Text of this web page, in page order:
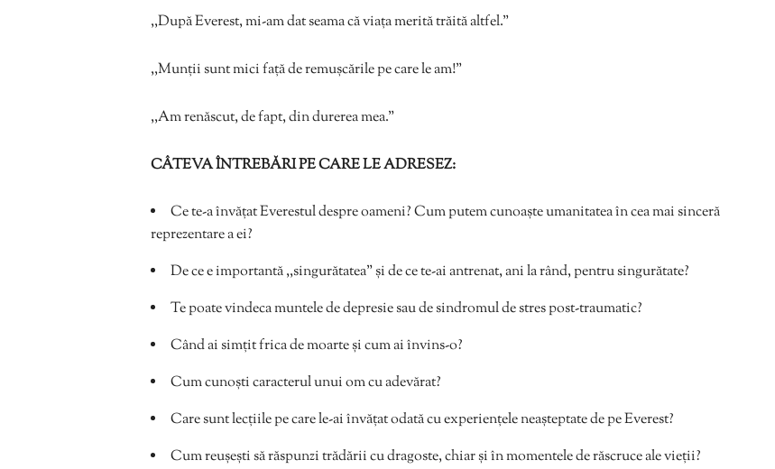
,,După Everest, mi-am dat seama că viața merită trăită altfel.”
,,Munții sunt mici față de remușcările pe care le am!”
,,Am renăscut, de fapt, din durerea mea.”
CÂTEVA ÎNTREBĂRI PE CARE LE ADRESEZ:
Ce te-a învățat Everestul despre oameni? Cum putem cunoaște umanitatea în cea mai sinceră
reprezentare a ei?
De ce e importantă ,,singurătatea” și de ce te-ai antrenat, ani la rând, pentru singurătate?
Te poate vindeca muntele de depresie sau de sindromul de stres post-traumatic?
Când ai simțit frica de moarte și cum ai învins-o?
Cum cunoști caracterul unui om cu adevărat?
Care sunt lecțiile pe care le-ai învățat odată cu experiențele neașteptate de pe Everest?
Cum reușești să răspunzi trădării cu dragoste, chiar și în momentele de răscruce ale vieții?